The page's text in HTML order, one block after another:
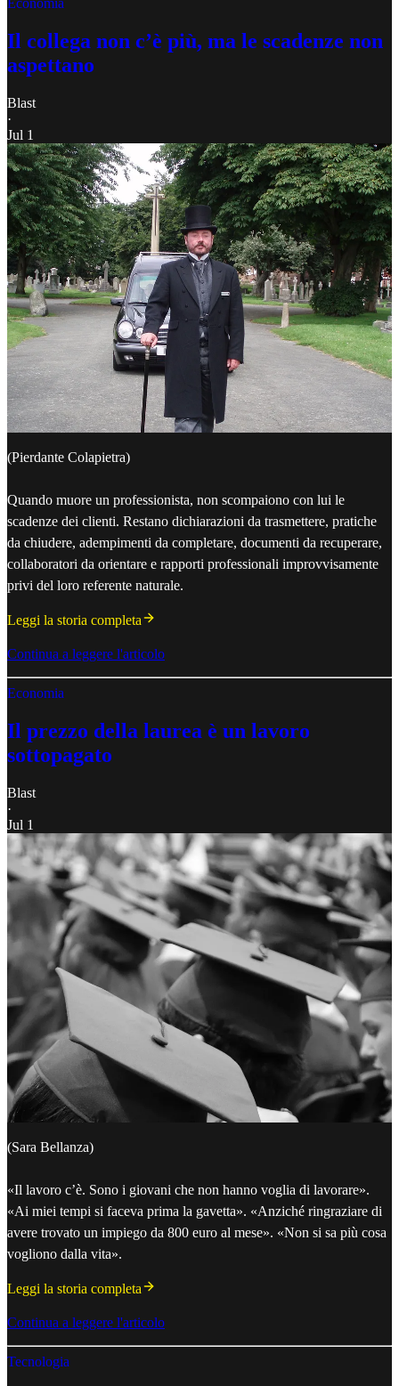
Economia
Il collega non c’è più, ma le scadenze non
aspettano
Blast
·
Jul 1
(Pierdante Colapietra)
Quando muore un professionista, non scompaiono con lui le
scadenze dei clienti. Restano dichiarazioni da trasmettere, pratiche
da chiudere, adempimenti da completare, documenti da recuperare,
collaboratori da orientare e rapporti professionali improvvisamente
privi del loro referente naturale.
Leggi la storia completa
Continua a leggere l'articolo
Economia
Il prezzo della laurea è un lavoro
sottopagato
Blast
·
Jul 1
(Sara Bellanza)
«Il lavoro c’è. Sono i giovani che non hanno voglia di lavorare».
«Ai miei tempi si faceva prima la gavetta». «Anziché ringraziare di
avere trovato un impiego da 800 euro al mese». «Non si sa più cosa
vogliono dalla vita».
Leggi la storia completa
Continua a leggere l'articolo
Tecnologia